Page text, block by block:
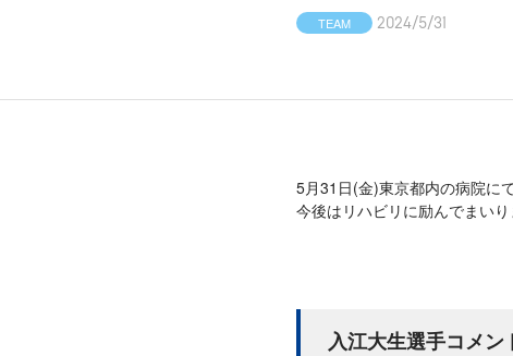
TEAM 2024/5/31
5月31日(金)東京都内の病院に
今後はリハビリに励んでまい
入江大生選手コメン